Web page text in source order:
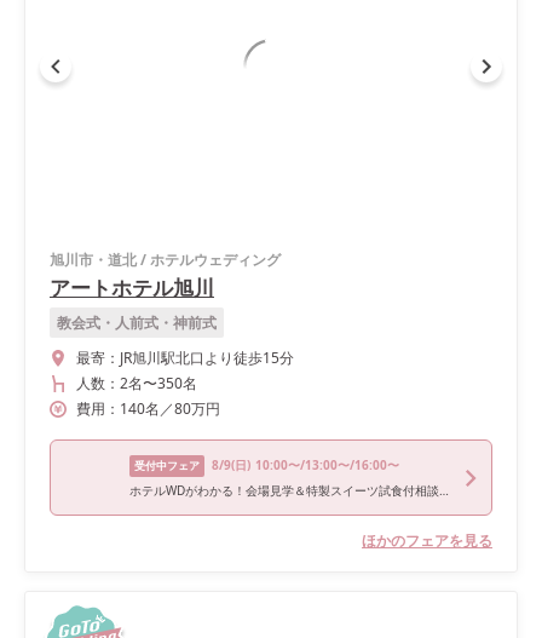
旭川市・道北/ホテルウェディング
アートホテル旭川
教会式・人前式・神前式
最寄： JR旭川駅北口より徒歩15分
人数： 2名〜350名
費用： 140名 ／80万円
受付中フェア 8/9(日) 10:00〜/13:00〜/16:00〜
ホテルWDがわかる！会場見学＆特製スイーツ試食付相談会♪
ほかのフェアを見る